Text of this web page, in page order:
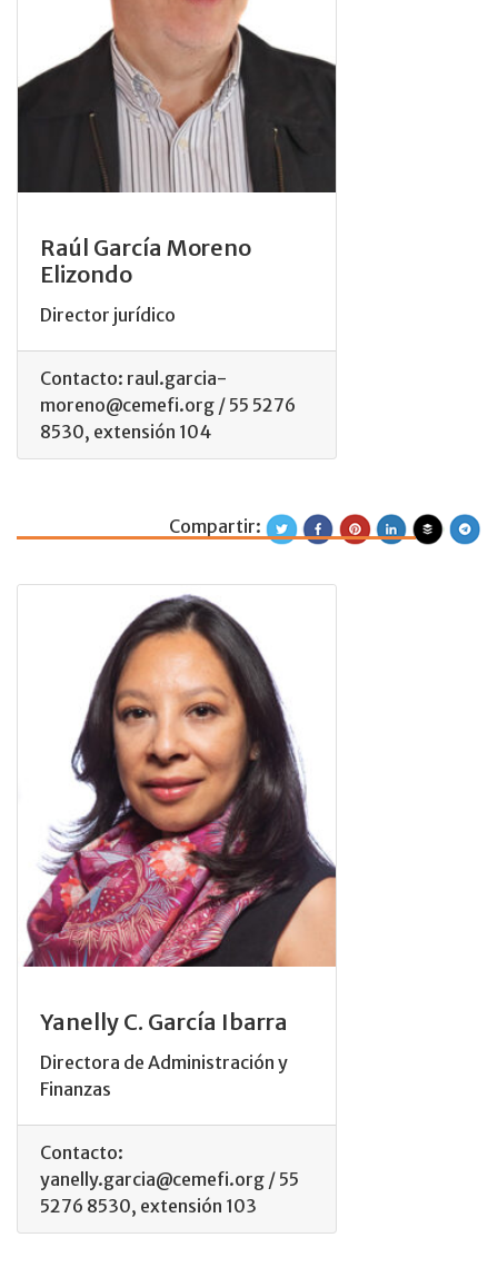
Raúl García Moreno
Elizondo
Director jurídico
Contacto: raul.garcia-
moreno@cemefi.org / 55 5276
8530, extensión 104
Yanelly C.
Compartir:
Yanelly C. García Ibarra
Directora de Administración y
Finanzas
Contacto:
yanelly.garcia@cemefi.org / 55
5276 8530, extensión 103